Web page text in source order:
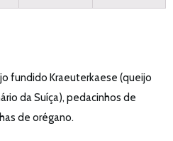
fundido Kraeuterkaese (queijo
da Suíça), pedacinhos de
de orégano.